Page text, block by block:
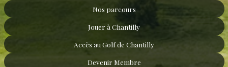
Nos parcours
Jouer à Chantilly
Accès au Golf de Chantilly
Devenir Membre